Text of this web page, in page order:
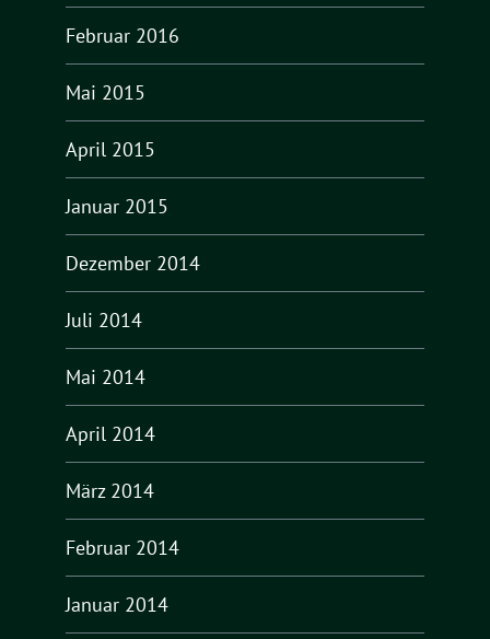
Februar 2016
Mai 2015
April 2015
Januar 2015
Dezember 2014
Juli 2014
Mai 2014
April 2014
März 2014
Februar 2014
Januar 2014